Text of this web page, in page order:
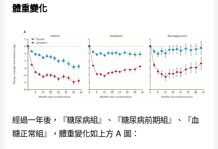
體重變化
經過一年後，『糖尿病組』、『糖尿病前期組』、『血
糖正常組』，體重變化如上方 A 圖：